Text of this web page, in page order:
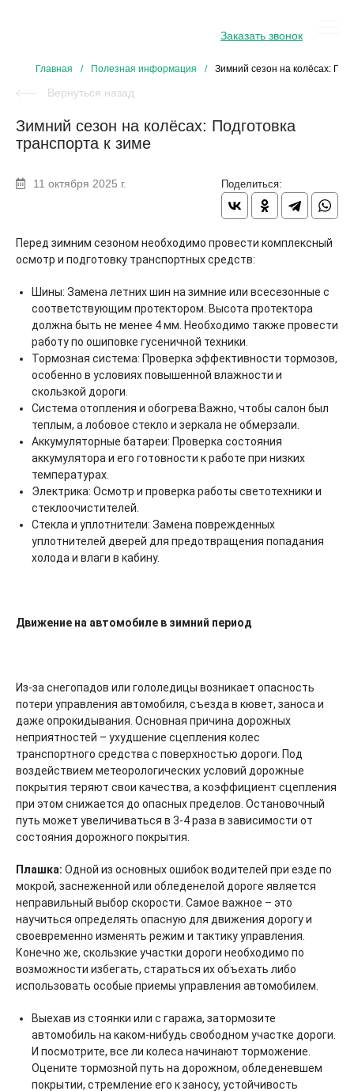
Заказать звонок
Главная / Полезная информация / Зимний сезон на колёсах:
Вернуться назад
Зимний сезон на колёсах: Подготовка
транспорта к зиме
11 октября 2025 г. Поделиться:
Перед зимним сезоном необходимо провести комплексный
осмотр и подготовку транспортных средств:
Шины: Замена летних шин на зимние или всесезонные с
соответствующим протектором. Высота протектора
должна быть не менее 4 мм. Необходимо также провести
работу по ошиповке гусеничной техники.
Тормозная система: Проверка эффективности тормозов,
особенно в условиях повышенной влажности и
скользкой дороги.
Система отопления и обогрева:Важно, чтобы салон был
теплым, а лобовое стекло и зеркала не обмерзали.
Аккумуляторные батареи: Проверка состояния
аккумулятора и его готовности к работе при низких
температурах.
Электрика: Осмотр и проверка работы светотехники и
стеклоочистителей.
Стекла и уплотнители: Замена поврежденных
уплотнителей дверей для предотвращения попадания
холода и влаги в кабину.
Движение на автомобиле в зимний период
Из-за снегопадов или гололедицы возникает опасность
потери управления автомобиля, съезда в кювет, заноса и
даже опрокидывания. Основная причина дорожных
неприятностей – ухудшение сцепления колес
транспортного средства с поверхностью дороги. Под
воздействием метеорологических условий дорожные
покрытия теряют свои качества, а коэффициент сцепления
при этом снижается до опасных пределов. Остановочный
путь может увеличиваться в 3-4 раза в зависимости от
состояния дорожного покрытия.
Плашка: Одной из основных ошибок водителей при езде по
мокрой, заснеженной или обледенелой дороге является
неправильный выбор скорости. Самое важное – это
научиться определять опасную для движения дорогу и
своевременно изменять режим и тактику управления.
Конечно же, скользкие участки дороги необходимо по
возможности избегать, стараться их объехать либо
использовать особые приемы управления автомобилем.
Выехав из стоянки или с гаража, затормозите
автомобиль на каком-нибудь свободном участке дороги.
И посмотрите, все ли колеса начинают торможение.
Оцените тормозной путь на дорожном, обледеневшем
покрытии, стремление его к заносу, устойчивость